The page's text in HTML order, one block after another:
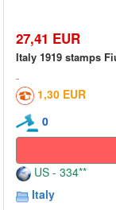
27,41 EUR
Italy 1919 stamps
1,30 EUR
0
US - 334**
Italy